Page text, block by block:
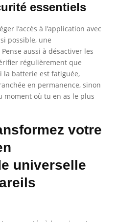
essentiels
l’accès à l’application avec
possible, une
aussi à désactiver les
régulièrement que
la batterie est fatiguée,
en permanence, sinon
moment où tu en as le plus
votre
universelle